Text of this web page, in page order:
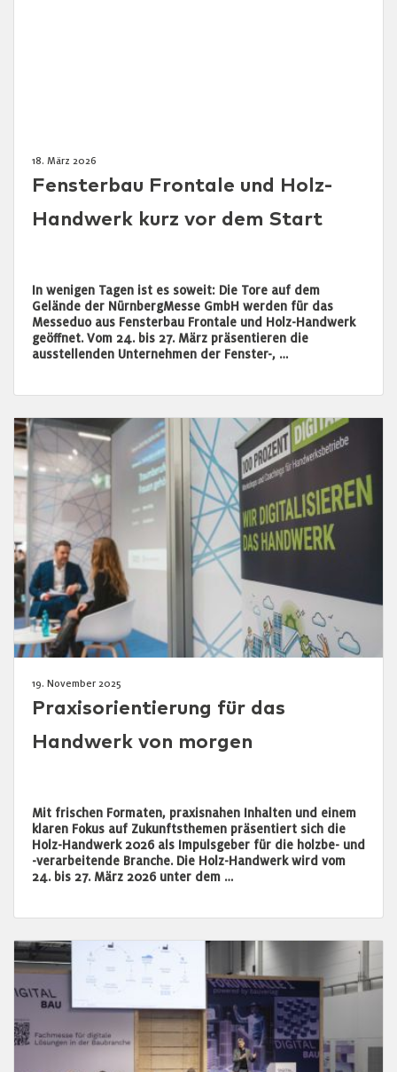
18. März 2026
Fensterbau Frontale und Holz-
Handwerk kurz vor dem Start
In wenigen Tagen ist es soweit: Die Tore auf dem
Gelände der NürnbergMesse GmbH werden für das
Messeduo aus Fensterbau Frontale und Holz-Handwerk
geöffnet. Vom 24. bis 27. März präsentieren die
ausstellenden Unternehmen der Fenster-, …
19. November 2025
Praxisorientierung für das
Handwerk von morgen
Mit frischen Formaten, praxisnahen Inhalten und einem
klaren Fokus auf Zukunftsthemen präsentiert sich die
Holz-Handwerk 2026 als Impulsgeber für die holzbe- und
-verarbeitende Branche. Die Holz-Handwerk wird vom
24. bis 27. März 2026 unter dem …